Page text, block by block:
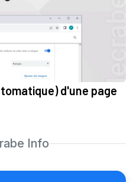
d'une page
Info